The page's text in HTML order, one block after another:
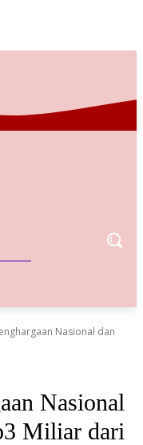
Nasional dan
Nasional
Miliar dari